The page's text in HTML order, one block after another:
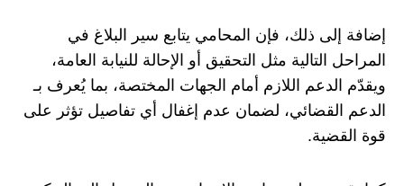
إضافة إلى ذلك، فإن المحامي يتابع سير البلاغ في
المراحل التالية مثل التحقيق أو الإحالة للنيابة العامة،
ويقدّم الدعم اللازم أمام الجهات المختصة، بما يُعرف بـ
الدعم القضائي، لضمان عدم إغفال أي تفاصيل تؤثر على
قوة القضية.